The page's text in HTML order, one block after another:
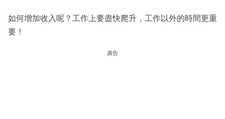
如何增加收入呢？工作上要盡快爬升，工作以外的時間更重
要！
廣告